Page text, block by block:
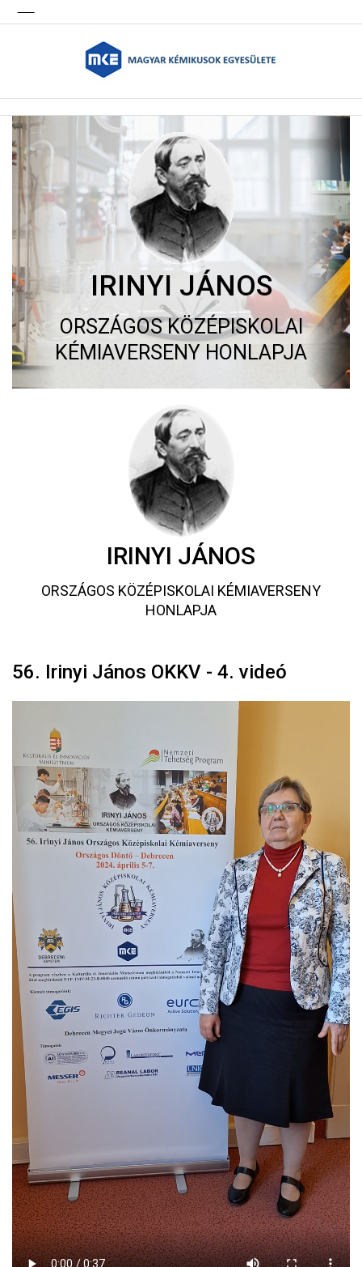
IRINYI JÁNOS
ORSZÁGOS KÖZÉPISKOLAI
KÉMIAVERSENY HONLAPJA
IRINYI JÁNOS
ORSZÁGOS KÖZÉPISKOLAI KÉMIAVERSENY
HONLAPJA
56. Irinyi János OKKV - 4. videó